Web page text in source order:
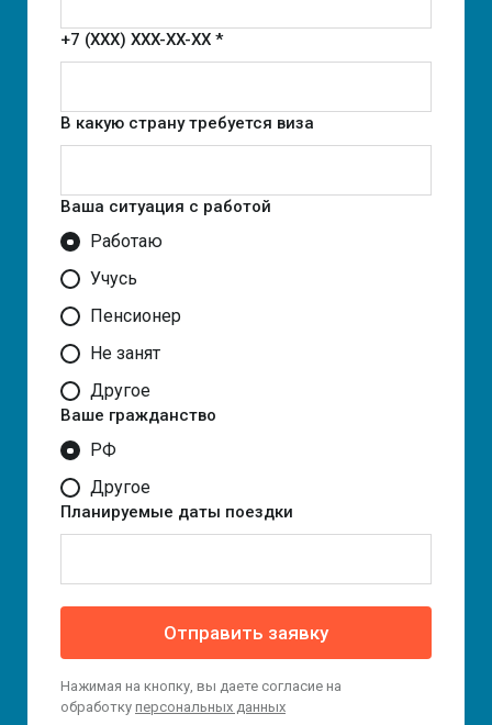
+7 (XXX) XXX-XX-XX *
В какую страну требуется виза
Ваша ситуация с работой
Работаю
Учусь
Пенсионер
Не занят
Другое
Ваше гражданство
РФ
Другое
Планируемые даты поездки
Отправить заявку
Нажимая на кнопку, вы даете согласие на
обработку персональных данных